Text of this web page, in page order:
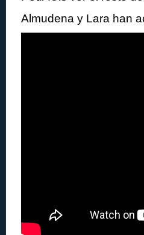
Almudena y Lara han